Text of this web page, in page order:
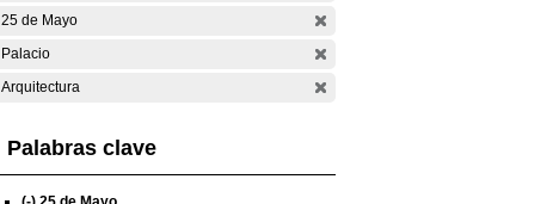
25 de Mayo
Palacio
Arquitectura
Palabras clave